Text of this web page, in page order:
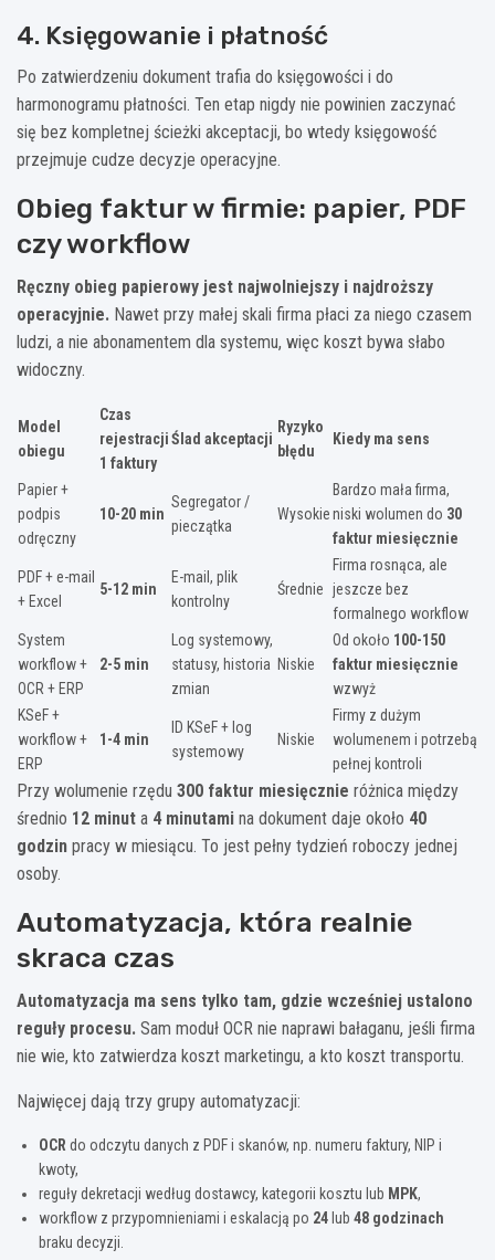
4. Księgowanie i płatność
Po zatwierdzeniu dokument trafia do księgowości i do
harmonogramu płatności. Ten etap nigdy nie powinien zaczynać
się bez kompletnej ścieżki akceptacji, bo wtedy księgowość
przejmuje cudze decyzje operacyjne.
Obieg faktur w firmie: papier, PDF
czy workflow
Ręczny obieg papierowy jest najwolniejszy i najdroższy
operacyjnie. Nawet przy małej skali firma płaci za niego czasem
ludzi, a nie abonamentem dla systemu, więc koszt bywa słabo
widoczny.
Model
obiegu
Czas
rejestracji
1 faktury
Ślad akceptacji
Ryzyko
błędu
Kiedy ma sens
Papier +
podpis
odręczny
10-20 min
Segregator /
pieczątka
Wysokie
Bardzo mała firma,
niski wolumen do 30
faktur miesięcznie
PDF + e-mail
+ Excel
5-12 min
E-mail, plik
kontrolny
Średnie
Firma rosnąca, ale
jeszcze bez
formalnego workflow
System
workflow +
OCR + ERP
2-5 min
Log systemowy,
statusy, historia
zmian
Niskie
Od około 100-150
faktur miesięcznie
wzwyż
KSeF +
workflow +
ERP
1-4 min
ID KSeF + log
systemowy
Niskie
Firmy z dużym
wolumenem i potrzebą
pełnej kontroli
Przy wolumenie rzędu 300 faktur miesięcznie różnica między
średnio 12 minut a 4 minutami na dokument daje około 40
godzin pracy w miesiącu. To jest pełny tydzień roboczy jednej
osoby.
Automatyzacja, która realnie
skraca czas
Automatyzacja ma sens tylko tam, gdzie wcześniej ustalono
reguły procesu. Sam moduł OCR nie naprawi bałaganu, jeśli firma
nie wie, kto zatwierdza koszt marketingu, a kto koszt transportu.
Najwięcej dają trzy grupy automatyzacji:
OCR do odczytu danych z PDF i skanów, np. numeru faktury, NIP i
kwoty,
reguły dekretacji według dostawcy, kategorii kosztu lub MPK,
workflow z przypomnieniami i eskalacją po 24 lub 48 godzinach
braku decyzji.